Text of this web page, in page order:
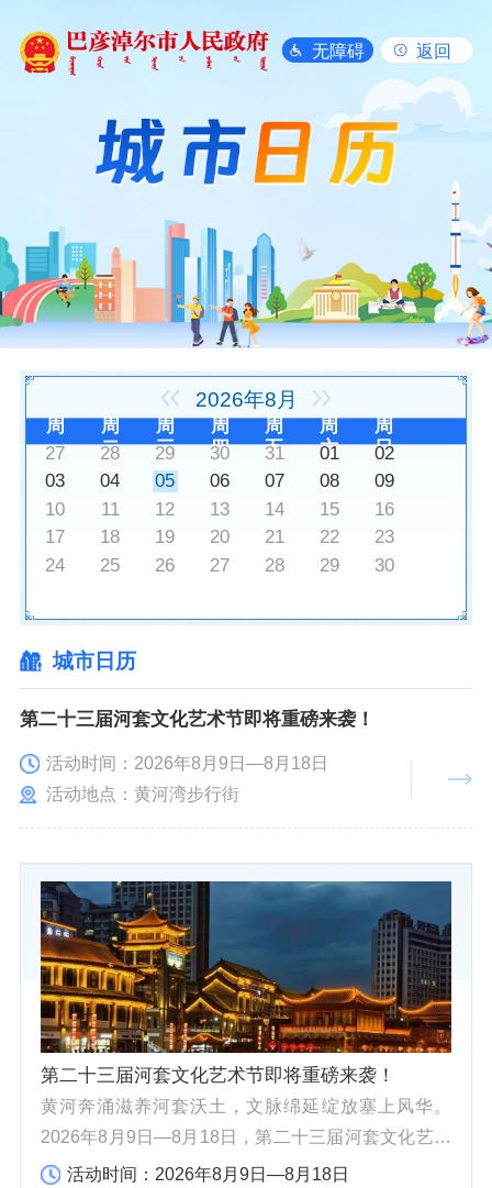
无障碍 返回
2026年8月
周
一
周
二
周
三
周
四
周
五
周
六
周
日
27 28 29 30 31 01
02
03
04 05 06 07 08
09
10
11 12 13 14 15
16
17
18 19 20 21 22
23
24
25 26 27 28 29 30
城市日历
第二十三届河套文化艺术节即将重磅来袭！
活动时间：2026年8月9日—8月18日
活动地点：黄河湾步行街
第二十三届河套文化艺术节即将重磅来袭！
黄河奔涌滋养河套沃土，文脉绵延绽放塞上风华。
2026年8月9日—8月18日，第二十三届河套文化艺术
节即将启幕，以临河区黄河湾步行街为主阵地，各旗
活动时间：2026年8月9日—8月18日